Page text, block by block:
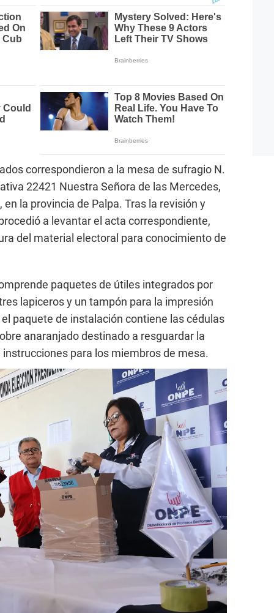
correspondieron a la mesa de sufragio N.
22421 Nuestra Señora de las Mercedes,
la provincia de Palpa. Tras la revisión y
a levantar el acta correspondiente,
del material electoral para conocimiento de
paquetes de útiles integrados por
lapiceros y un tampón para la impresión
paquete de instalación contiene las cédulas
anaranjado destinado a resguardar la
para los miembros de mesa.